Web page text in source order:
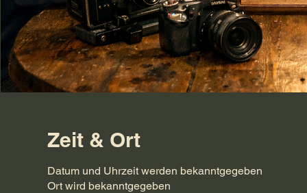
Zeit & Ort
Datum und Uhrzeit werden bekanntgegeben
Ort wird bekanntgegeben